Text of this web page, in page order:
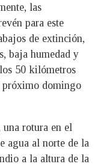
las
para este
de extinción,
baja humedad y
50 kilómetros
domingo
una rotura en el
agua al norte de la
a la altura de la